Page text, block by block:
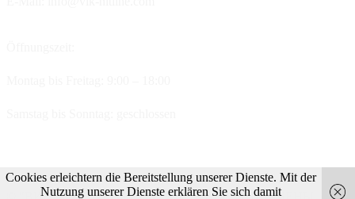
Cookies erleichtern die Bereitstellung unserer Dienste. Mit der
Nutzung unserer Dienste erklären Sie sich damit